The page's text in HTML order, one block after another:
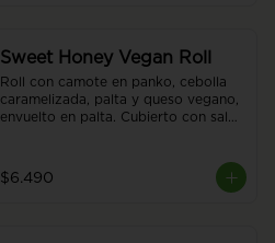
Sweet Honey Vegan Roll
Roll con camote en panko, cebolla
caramelizada, palta y queso vegano,
envuelto en palta. Cubierto con salsa
$6.490